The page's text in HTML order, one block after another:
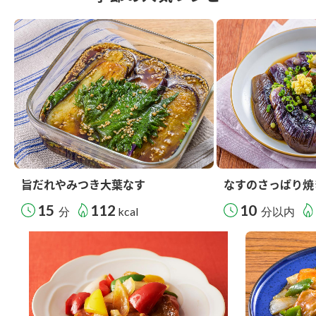
旨だれやみつき大葉なす
15 分 112 kcal
なすのさっぱり
10 分以内